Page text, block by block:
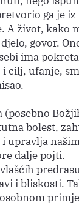
ga je iz
A život, kako
govor.
ima
cilj, ufanje,
(posebno
bolest,
upravlja
dalje pojti.
i bliskosti.